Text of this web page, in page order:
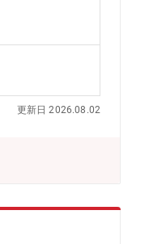
目指せるポジシ
ロジェクトごと
・共有・参加率
ら社会と関わる
】インターネッ
を目指し、「イマ
の知見と技術■
について】199
更新日 2026.08.02